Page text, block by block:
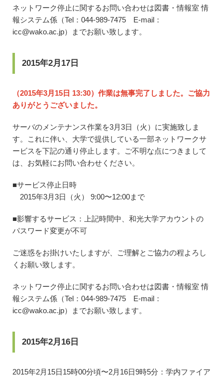
ネットワーク停止に関するお問い合わせは図書・情報室 情
報システム係（Tel：044-989-7475 E-mail：
icc@wako.ac.jp）までお願い致します。
2015年2月17日
（2015年3月15日 13:30）作業は無事完了しました。ご協力
ありがとうございました。
サーバのメンテナンス作業を3月3日（火）に実施致しま
す。これに伴い、大学で提供している一部ネットワークサ
ービスを下記の通り停止します。ご不明な点につきまして
は、お気軽にお問い合わせください。
■サービス停止日時
2015年3月3日（火） 9:00〜12:00まで
■影響するサービス：上記時間中、和光大学アカウントの
パスワード変更が不可
ご迷惑をお掛けいたしますが、ご理解とご協力の程よろし
くお願い致します。
ネットワーク停止に関するお問い合わせは図書・情報室 情
報システム係（Tel：044-989-7475 E-mail：
icc@wako.ac.jp）までお願い致します。
2015年2月16日
2015年2月15日15時00分頃〜2月16日9時5分：学内ファイア